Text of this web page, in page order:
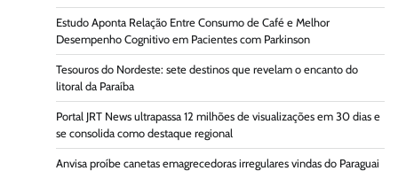
Estudo Aponta Relação Entre Consumo de Café e Melhor
Desempenho Cognitivo em Pacientes com Parkinson
Tesouros do Nordeste: sete destinos que revelam o encanto do
litoral da Paraíba
Portal JRT News ultrapassa 12 milhões de visualizações em 30 dias e
se consolida como destaque regional
Anvisa proíbe canetas emagrecedoras irregulares vindas do Paraguai